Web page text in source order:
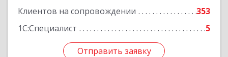
Клиентов на сопровождении
353
1С:Специалист
5
Отправить заявку
Отправить заявку